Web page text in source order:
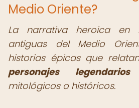
Medio Oriente?
La narrativa heroica en
antiguas del Medio
historias épicas que
personajes legendarios
mitológicos o históricos.